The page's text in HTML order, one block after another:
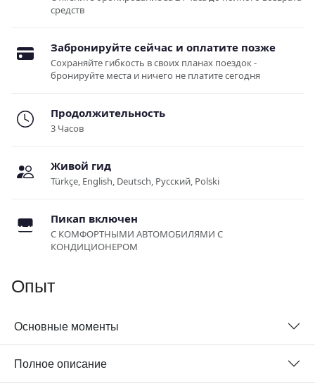
средств
Забронируйте сейчас и оплатите позже
Сохраняйте гибкость в своих планах поездок -
бронируйте места и ничего не платите сегодня
Продолжительность
3 Часов
Живой гид
Türkçe, English, Deutsch, Русский, Polski
Пикап включен
С КОМФОРТНЫМИ АВТОМОБИЛЯМИ С
КОНДИЦИОНЕРОМ
Опыт
Основные моменты
Полное описание